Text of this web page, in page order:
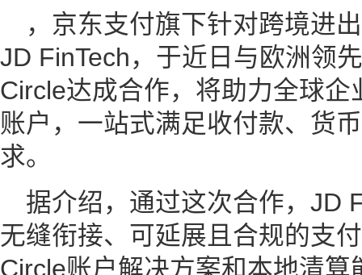
，京东支付旗下针对跨境进
JD FinTech，于近日与欧洲领
Circle达成合作，将助力全球
账户，一站式满足收付款、货
求。
据介绍，通过这次合作，JD
无缝衔接、可延展且合规的支
Circle账户解决方案和本地清